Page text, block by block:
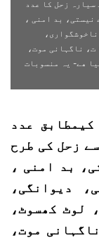
زحل کا عدد
نیستی، بد امنی ،
ت، ناگہانی موت،
ھے- یہ منسوبات
عدد
زحل کی طرح
بد امنی ،
دیوانگی،
لوٹ کھسوٹ،
موت،